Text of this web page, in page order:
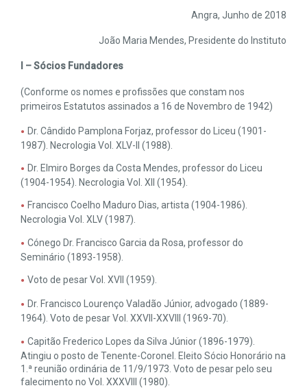
Angra, Junho de 2018
João Maria Mendes, Presidente do Instituto
I – Sócios Fundadores
(Conforme os nomes e profissões que constam nos
primeiros Estatutos assinados a 16 de Novembro de 1942)
Dr. Cândido Pamplona Forjaz, professor do Liceu (1901-
1987). Necrologia Vol. XLV-II (1988).
Dr. Elmiro Borges da Costa Mendes, professor do Liceu
(1904-1954). Necrologia Vol. XII (1954).
Francisco Coelho Maduro Dias, artista (1904-1986).
Necrologia Vol. XLV (1987).
Cónego Dr. Francisco Garcia da Rosa, professor do
Seminário (1893-1958).
Voto de pesar Vol. XVII (1959).
Dr. Francisco Lourenço Valadão Júnior, advogado (1889-
1964). Voto de pesar Vol. XXVII-XXVIII (1969-70).
Capitão Frederico Lopes da Silva Júnior (1896-1979).
Atingiu o posto de Tenente-Coronel. Eleito Sócio Honorário na
1.ª reunião ordinária de 11/9/1973. Voto de pesar pelo seu
falecimento no Vol. XXXVIII (1980).